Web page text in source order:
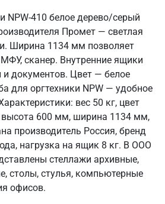
NPW-410 белое дерево/серый
Промет — светлая
Ширина 1134 мм позволяет
сканер. Внутренние ящики
и документов. Цвет — белое
для оргтехники NPW — удобное
вес 50 кг, цвет
высота 600 мм, ширина 1134 мм,
производитель Россия, бренд
нагрузка на ящик 8 кг. В ООО
стеллажи архивные,
столы, стулья, компьютерные
офисов.